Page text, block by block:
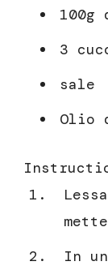
3
sale
Olio
In